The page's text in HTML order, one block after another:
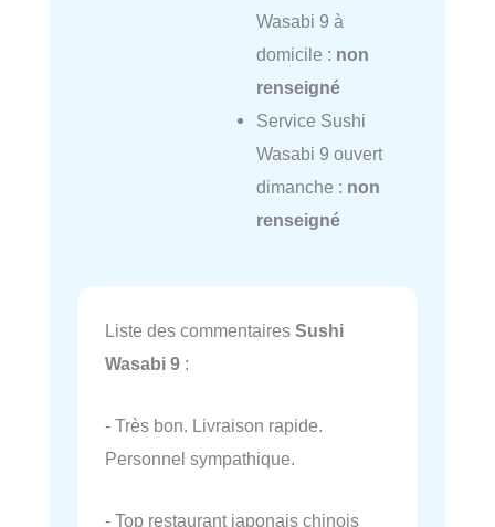
Wasabi 9 à
domicile : non
renseigné
Service Sushi
Wasabi 9 ouvert
dimanche : non
renseigné
Liste des commentaires Sushi
Wasabi 9 :
- Très bon. Livraison rapide.
Personnel sympathique.
- Top restaurant japonais chinois